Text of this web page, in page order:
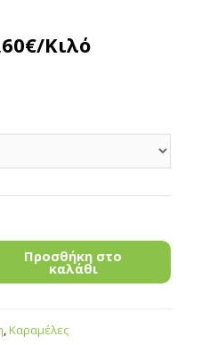
€/Κιλό
Προσθήκη στο
καλάθι
,Καραμέλες